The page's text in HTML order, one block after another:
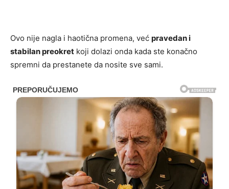
Ovo nije nagla i haotična promena, već pravedan i
stabilan preokret koji dolazi onda kada ste konačno
spremni da prestanete da nosite sve sami.